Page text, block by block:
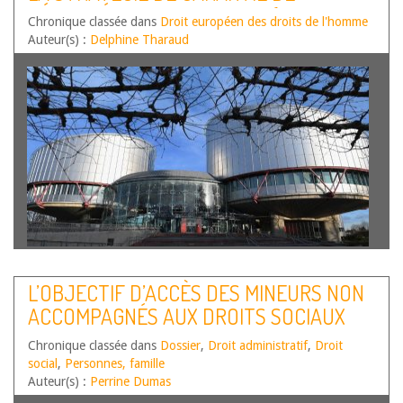
quant aux rapports qu’elle entretient avec la
fondamentalité….Lire la suite
L’ÉGALITÉ ENTRE LES SEXES (CEDH, 20
OCTOBRE 2020, B. C. SUISSE)
Chronique classée dans Droit européen des droits de l'homme
Auteur(s) : Delphine Tharaud
droit privé, Université de Limoges – OMIJ Le 20 octobre
2020, la Cour européenne des droits de l’homme a rendu
un arrêt[1] dans lequel elle pourfend une nouvelle fois les
stéréotypes de… Lire la suite
L’OBJECTIF D’ACCÈS DES MINEURS NON
ACCOMPAGNÉS AUX DROITS SOCIAUX
GARANTIS DANS LE CADRE DE LA
PROTECTION DE L’ENFANCE
Chronique classée dans Dossier, Droit administratif, Droit
social , Personnes, famille
Auteur(s) : Perrine Dumas